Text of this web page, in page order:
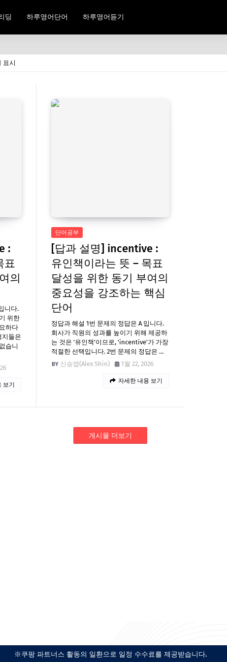
딩 하루영어단어 하루영어듣기
표시
:
표
의
니다.
위한
하다
지들은
습니
보기
단어공부
[답과 설명] incentive :
유인책이라는 뜻 – 목표
달성을 위한 동기 부여의
중요성을 강조하는 핵심
단어
정답과 해설 1번 문제의 정답은 A 입니다.
회사가 직원의 성과를 높이기 위해 제공하
는 것은 '유인책'이므로, 'incentive'가 가장
적절한 선택입니다. 2번 문제의 정답은 …
신승엽(Alex Shin)
1월 22, 2026
자세한 내용 보기
게시물 더보기
※쿠팡 파트너스 활동의 일환으로 일정 수수료를 제공받습니다.